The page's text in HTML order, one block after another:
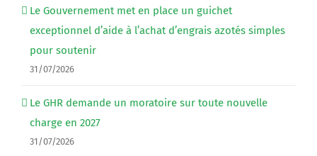
Le Gouvernement met en place un guichet
exceptionnel d’aide à l’achat d’engrais azotés simples
pour soutenir
31/07/2026
Le GHR demande un moratoire sur toute nouvelle
charge en 2027
31/07/2026